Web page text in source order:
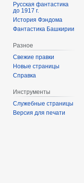
Русская фантастика
до 1917 г.
История Фэндома
Фантастика Башкирии
Разное
Свежие правки
Новые страницы
Справка
Инструменты
Служебные страницы
Версия для печати